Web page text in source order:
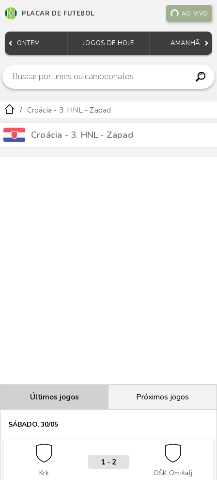
PLACAR DE FUTEBOL AO VIVO
ONTEM JOGOS DE HOJE AMANHÃ
Croácia - 3. HNL - Zapad
Croácia - 3. HNL - Zapad
Últimos jogos Próximos jogos
SÁBADO, 30/05
Krk OŠK Omišalj
1 - 2